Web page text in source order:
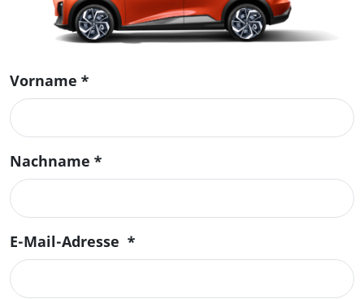
Vorname *
Nachname *
E-Mail-Adresse *